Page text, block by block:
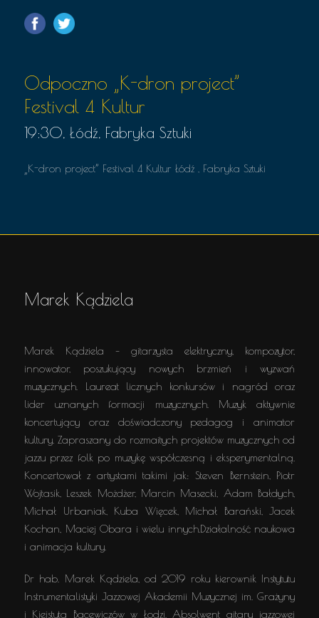
Odpoczno „K-dron project”
Festival 4 Kultur
19:30, Łódź, Fabryka Sztuki
„K-dron project” Festival 4 Kultur Łódź , Fabryka Sztuki
Marek Kądziela
Marek Kądziela – gitarzysta elektryczny, kompozytor,
innowator, poszukujący nowych brzmień i wyzwań
muzycznych. Laureat licznych konkursów i nagród oraz
lider uznanych formacji muzycznych. Muzyk aktywnie
koncertujący oraz doświadczony pedagog i animator
kultury. Zapraszany do rozmaitych projektów muzycznych od
jazzu przez folk po muzykę współczesną i eksperymentalną.
Koncertował z artystami takimi jak: Steven Bernstein, Piotr
Wojtasik, Leszek Możdżer, Marcin Masecki, Adam Bałdych,
Michał Urbaniak, Kuba Więcek, Michał Barański, Jacek
Kochan, Maciej Obara i wielu innych.Działalność naukowa
i animacja kultury.
Dr hab. Marek Kądziela, od 2019 roku kierownik Instytutu
Instrumentalistyki Jazzowej Akademii Muzycznej im. Grażyny
i Kiejstuta Bacewiczów w Łodzi. Absolwent gitary jazzowej